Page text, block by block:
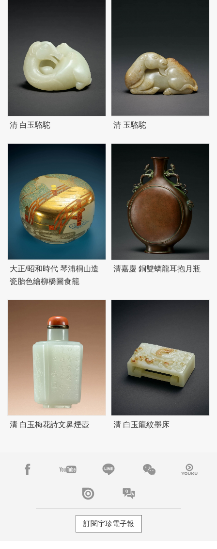
清 白玉駱駝 清 玉駱駝
大正/昭和時代 琴浦桐山造
瓷胎色繪柳橋圖食籠
清嘉慶 銅雙螭龍耳抱月瓶
清 白玉梅花詩文鼻煙壺 清 白玉龍紋墨床
訂閱宇珍電子報